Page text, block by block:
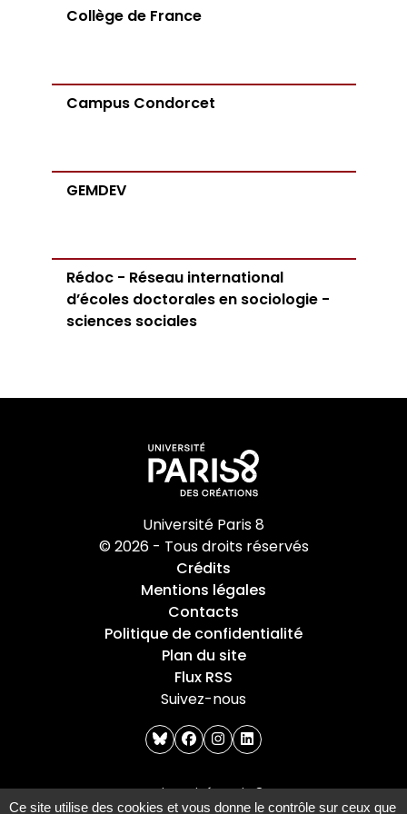
Ce site utilise des cookies et vous donne le contrôle sur ceux que
Collège de France
Campus Condorcet
GEMDEV
Rédoc - Réseau international
d’écoles doctorales en sociologie -
sciences sociales
Université Paris 8
© 2026 - Tous droits réservés
Crédits
Mentions légales
Contacts
Politique de confidentialité
Plan du site
Flux RSS
Suivez-nous
blueskyfacebook
instagram
linkedin
Université Paris 8